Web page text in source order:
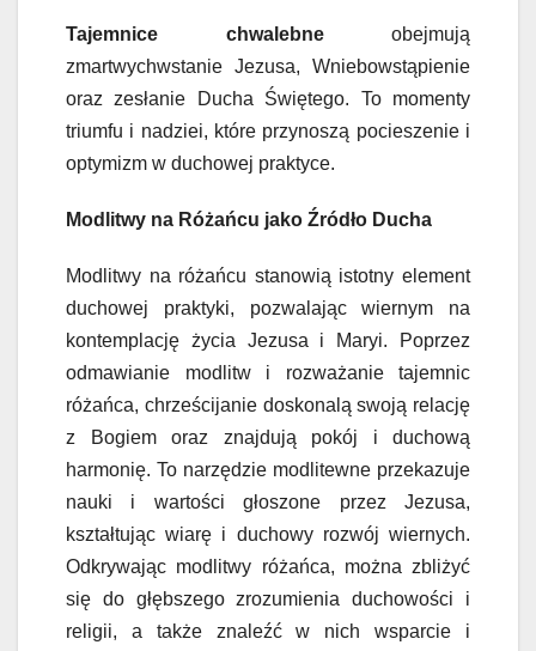
Tajemnice chwalebneobejmują
zmartwychwstanie Jezusa, Wniebowstąpienie
oraz zesłanie Ducha Świętego. To momenty
triumfu i nadziei, które przynoszą pocieszenie i
optymizm w duchowej praktyce.
Modlitwy na Różańcu jako Źródło Ducha
Modlitwy na różańcu stanowią istotny element
duchowej praktyki, pozwalając wiernym na
kontemplację życia Jezusa i Maryi. Poprzez
odmawianie modlitw i rozważanie tajemnic
różańca, chrześcijanie doskonalą swoją relację
z Bogiem oraz znajdują pokój i duchową
harmonię. To narzędzie modlitewne przekazuje
nauki i wartości głoszone przez Jezusa,
kształtując wiarę i duchowy rozwój wiernych.
Odkrywając modlitwy różańca, można zbliżyć
się do głębszego zrozumienia duchowości i
religii, a także znaleźć w nich wsparcie i